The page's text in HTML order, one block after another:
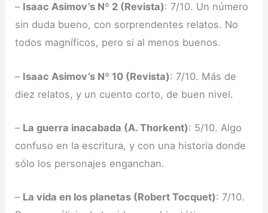
– Isaac Asimov’s Nº 2 (Revista): 7/10. Un número
sin duda bueno, con sorprendentes relatos. No
todos magníficos, pero si al menos buenos.
– Isaac Asimov’s Nº 10 (Revista): 7/10. Más de
diez relatos, y un cuento corto, de buen nivel.
– La guerra inacabada (A. Thorkent): 5/10. Algo
confuso en la escritura, y con una historia donde
sólo los personajes enganchan.
– La vida en los planetas (Robert Tocquet): 7/10.